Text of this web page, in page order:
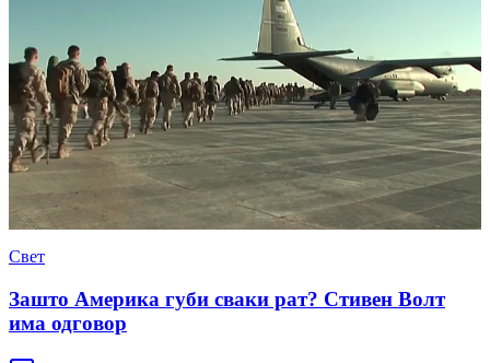
Свет
Зашто Америка губи сваки рат? Стивен Волт
има одговор